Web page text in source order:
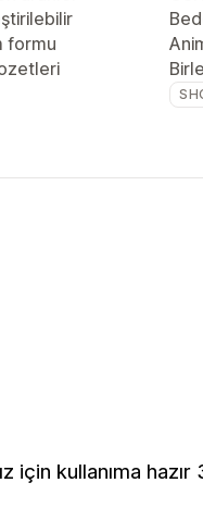
formu
için kullanıma